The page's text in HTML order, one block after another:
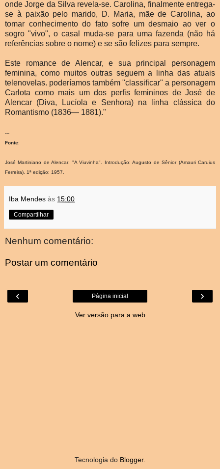
onde Jorge da Silva revela-se. Carolina, finalmente entrega-
se à paixão pelo marido, D. Maria, mãe de Carolina, ao
tomar conhecimento do fato sofre um desmaio ao ver o
sogro "vivo", o casal muda-se para uma fazenda (não há
referências sobre o nome) e se são felizes para sempre.
Este romance de Alencar, e sua principal personagem
feminina, como muitos outras seguem a linha das atuais
telenovelas. poderíamos também "classificar" a personagem
Carlota como mais um dos perfis femininos de José de
Alencar (Diva, Lucíola e Senhora) na linha clássica do
Romantismo (1836— 1881)."
---
Fonte:
José Martiniano de Alencar: "A Viuvinha". Introdução: Augusto de Sênior (Amauri Caruius
Ferreira). 1ª edição: 1957.
Iba Mendes às 15:00
Compartilhar
Nenhum comentário:
Postar um comentário
‹ ›
Página inicial
Ver versão para a web
Tecnologia do Blogger.